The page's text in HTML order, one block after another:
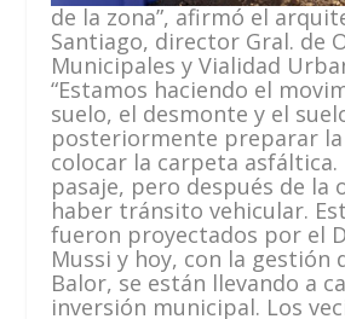
de la zona”, afirmó el
Santiago, director Gral. de
Municipales y Vialidad
“Estamos haciendo el
suelo, el desmonte y el
posteriormente preparar la
colocar la carpeta asfáltica.
pasaje, pero después de la
haber tránsito vehicular.
fueron proyectados por el
Mussi y hoy, con la gestión
Balor, se están llevando a
inversión municipal. Los